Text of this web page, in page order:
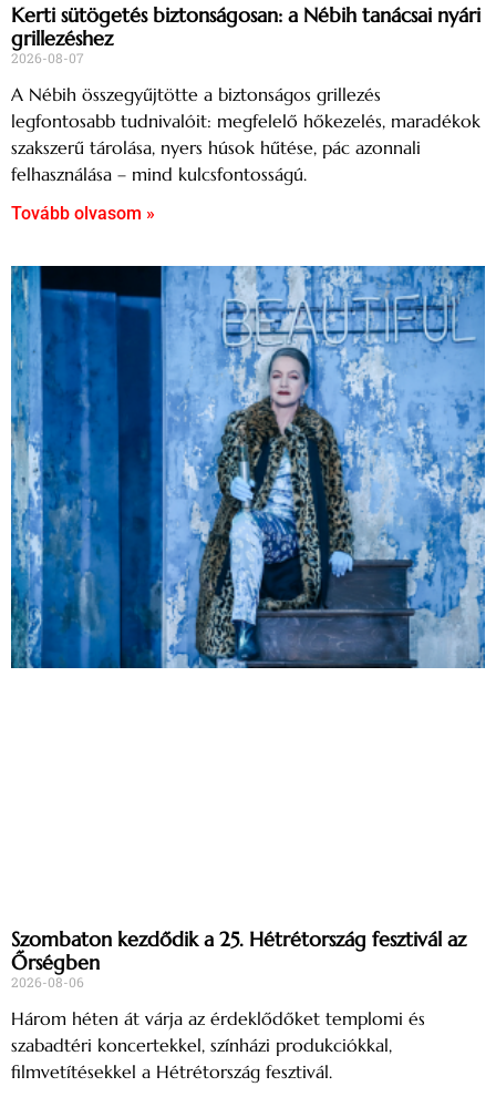
Kerti sütögetés biztonságosan: a Nébih tanácsai nyári
grillezéshez
2026-08-07
A Nébih összegyűjtötte a biztonságos grillezés
legfontosabb tudnivalóit: megfelelő hőkezelés, maradékok
szakszerű tárolása, nyers húsok hűtése, pác azonnali
felhasználása – mind kulcsfontosságú.
Tovább olvasom »
Szombaton kezdődik a 25. Hétrétország fesztivál az
Őrségben
2026-08-06
Három héten át várja az érdeklődőket templomi és
szabadtéri koncertekkel, színházi produkciókkal,
filmvetítésekkel a Hétrétország fesztivál.